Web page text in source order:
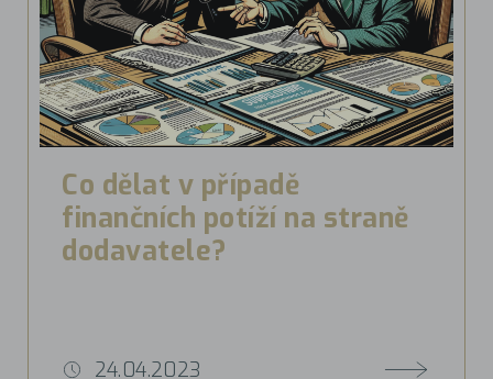
Co dělat v případě
finančních potíží na straně
dodavatele?
24.04.2023